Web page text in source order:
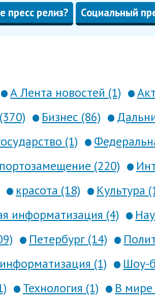
пресс релиз? Социальный
А Лента новостей (1)
Бизнес (86)
(1)
(220)
красота (18) Культура
информатизация (4)
Петербург (14)
(1)
Шоу-
Технология (1) В мире